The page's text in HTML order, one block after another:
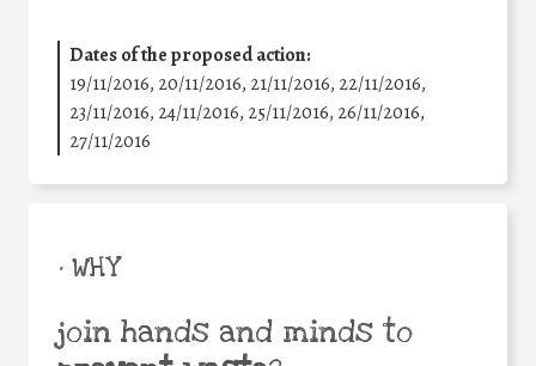
Dates of the proposed action:
19/11/2016, 20/11/2016, 21/11/2016, 22/11/2016,
23/11/2016, 24/11/2016, 25/11/2016, 26/11/2016,
27/11/2016
• WHY
join hands and minds to